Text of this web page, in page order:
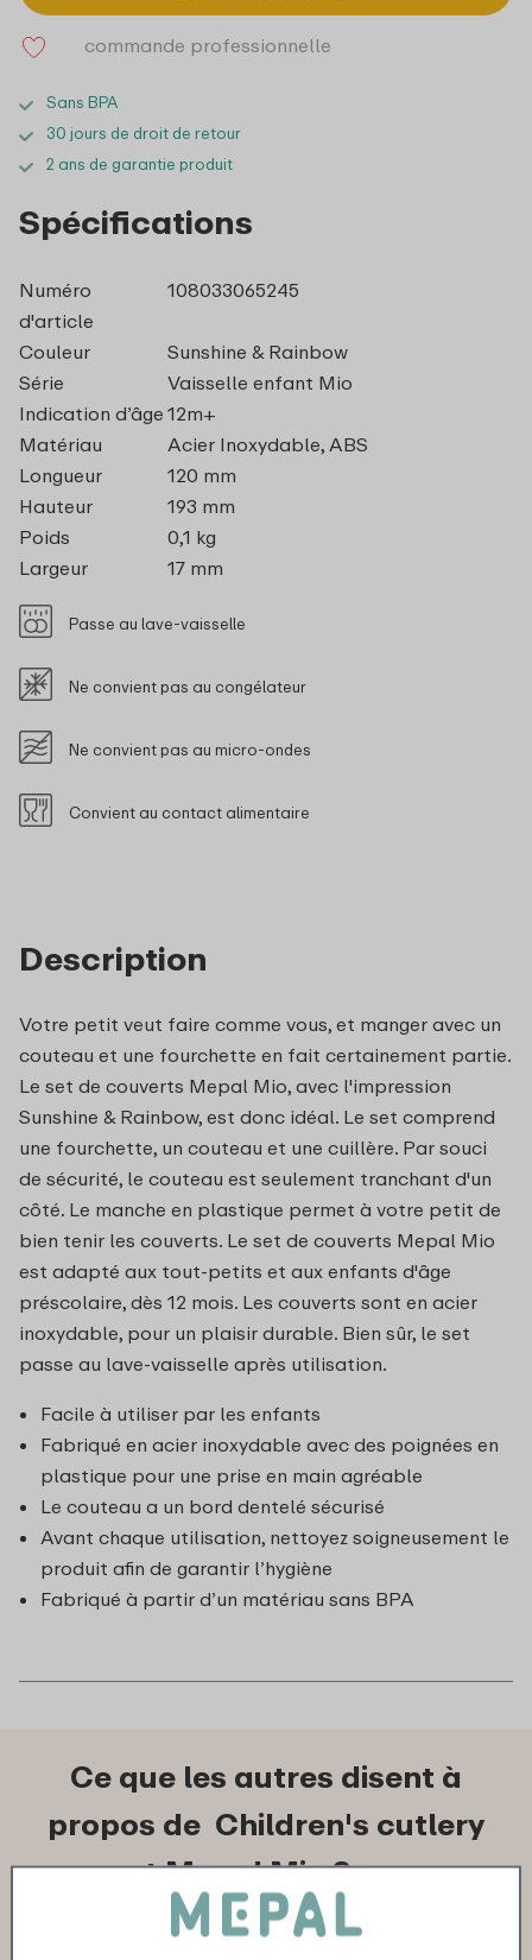
commande professionnelle
Sans BPA
30 jours de droit de retour
2 ans de garantie produit
Description
Votre petit veut faire comme vous, et manger avec un
couteau et une fourchette en fait certainement partie.
Le set de couverts Mepal Mio, avec l'impression
Sunshine & Rainbow, est donc idéal. Le set comprend
une fourchette, un couteau et une cuillère. Par souci
de sécurité, le couteau est seulement tranchant d'un
côté. Le manche en plastique permet à votre petit de
bien tenir les couverts. Le set de couverts Mepal Mio
est adapté aux tout-petits et aux enfants d'âge
préscolaire, dès 12 mois. Les couverts sont en acier
inoxydable, pour un plaisir durable. Bien sûr, le set
passe au lave-vaisselle après utilisation.
Facile à utiliser par les enfants
Fabriqué en acier inoxydable avec des poignées en
plastique pour une prise en main agréable
Le couteau a un bord dentelé sécurisé
Avant chaque utilisation, nettoyez soigneusement le
produit afin de garantir l’hygiène
Fabriqué à partir d’un matériau sans BPA
Spécifications
Numéro
d'article
108033065245
Couleur
Sunshine & Rainbow
Série
Vaisselle enfant Mio
Indication d’âge 12m+
Matériau
Acier Inoxydable, ABS
Longueur
120 mm
Hauteur
193 mm
Poids
0,1 kg
Largeur
17 mm
Passe au lave-vaisselle
Ne convient pas au congélateur
Ne convient pas au micro-ondes
Convient au contact alimentaire
Ce que les autres disent à
propos de Children's cutlery
set Mepal Mio 3 pcs: